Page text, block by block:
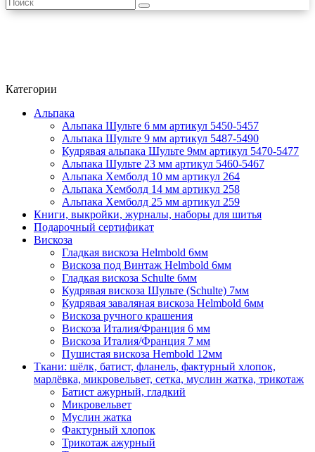
Категории
Альпака
Альпака Шульте 6 мм артикул 5450-5457
Альпака Шульте 9 мм артикул 5487-5490
Кудрявая альпака Шульте 9мм артикул 5470-5477
Альпака Шульте 23 мм артикул 5460-5467
Альпака Хемболд 10 мм артикул 264
Альпака Хемболд 14 мм артикул 258
Альпака Хемболд 25 мм артикул 259
Книги, выкройки, журналы, наборы для шитья
Подарочный сертификат
Вискоза
Гладкая вискоза Helmbold 6мм
Вискоза под Винтаж Helmbold 6мм
Гладкая вискоза Schulte 6мм
Кудрявая вискоза Шульте (Schulte) 7мм
Кудрявая заваляная вискоза Helmbold 6мм
Вискоза ручного крашения
Вискоза Италия/Франция 6 мм
Вискоза Италия/Франция 7 мм
Пушистая вискоза Hembold 12мм
Ткани: шёлк, батист, фланель, фактурный хлопок,
марлёвка, микровельвет, сетка, муслин жатка, трикотаж
Батист ажурный, гладкий
Микровельвет
Муслин жатка
Фактурный хлопок
Трикотаж ажурный